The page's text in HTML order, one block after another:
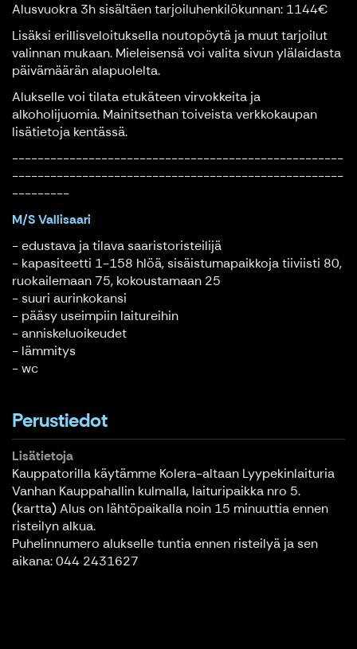
Alusvuokra 3h sisältäen tarjoiluhenkilökunnan: 1144€
Lisäksi erillisveloituksella noutopöytä ja muut tarjoilut
valinnan mukaan. Mieleisensä voi valita sivun ylälaidasta
päivämäärän alapuolelta.
Alukselle voi tilata etukäteen virvokkeita ja
alkoholijuomia. Mainitsethan toiveista verkkokaupan
lisätietoja kentässä.
----------------------------------------------------
----------------------------------------------------
---------
M/S Vallisaari
- edustava ja tilava saaristoristeilijä
- kapasiteetti 1-158 hlöä, sisäistumapaikkoja tiiviisti 80,
ruokailemaan 75, kokoustamaan 25
- suuri aurinkokansi
- pääsy useimpiin laitureihin
- anniskeluoikeudet
- lämmitys
- wc
Perustiedot
Lisätietoja
Kauppatorilla käytämme Kolera-altaan Lyypekinlaituria
Vanhan Kauppahallin kulmalla, laituripaikka nro 5.
(kartta) Alus on lähtöpaikalla noin 15 minuuttia ennen
risteilyn alkua.
Puhelinnumero alukselle tuntia ennen risteilyä ja sen
aikana: 044 2431627